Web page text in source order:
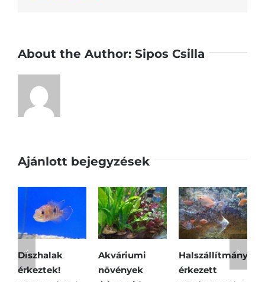
About the Author: Sipos Csilla
Ajánlott bejegyzések
Díszhalak
érkeztek!
Akváriumi
növények
Halszállítmány
érkezett